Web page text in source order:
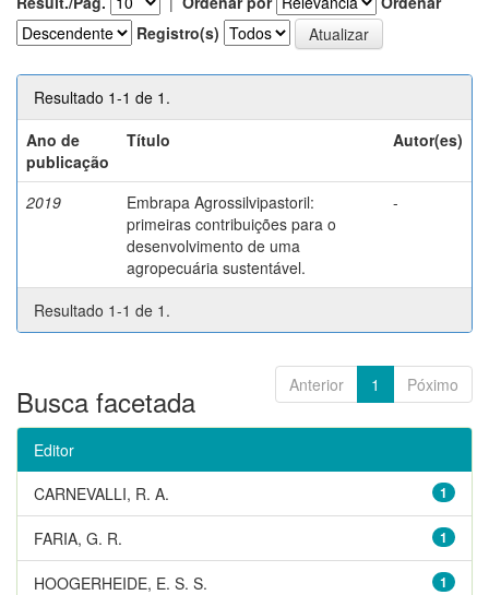
Registro(s)
Resultado 1-1 de 1.
Ano de
publicação
Título Autor(es)
2019
Embrapa Agrossilvipastoril:
primeiras contribuições para o
desenvolvimento de uma
agropecuária sustentável.
-
Resultado 1-1 de 1.
Anterior 1 Póximo
Busca facetada
Editor
1
CARNEVALLI, R. A.
1
FARIA, G. R.
1
HOOGERHEIDE, E. S. S.